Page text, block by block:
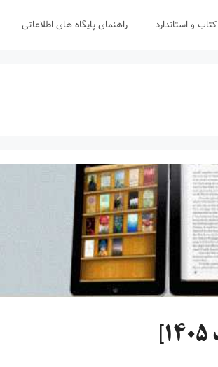
و استاندارد راهنمای پایگاه های اطلاعاتی